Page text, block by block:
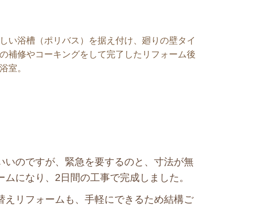
い浴槽（ポリバス）を据え付け、廻りの壁タイ
補修やコーキングをして完了したリフォーム後
室。
のですが、緊急を要するのと、寸法が無
になり、2日間の工事で完成しました。
リフォームも、手軽にできるため結構ご